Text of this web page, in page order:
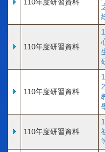
110年度研習資料
110年度研習資料
110年度研習資料
110年度研習資料